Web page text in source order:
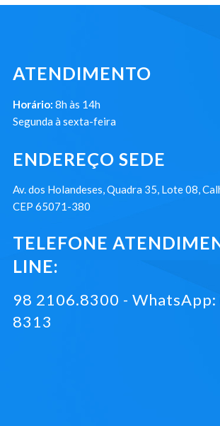
ATENDIMENTO
Horário: 8h às 14h
Segunda à sexta-feira
ENDEREÇO SEDE
Av. dos Holandeses, Quadra 35, Lote 08,
CEP 65071-380
TELEFONE
LINE:
98 2106.8300 -
8313